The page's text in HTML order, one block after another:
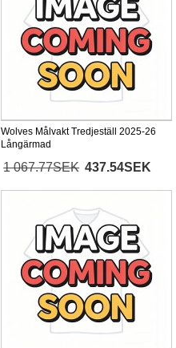
Wolves Målvakt Tredjeställ 2025-26
Långärmad
1 067.77SEK 437.54SEK